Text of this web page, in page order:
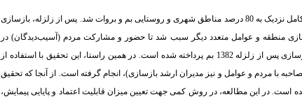
زلزله سال 1382 بم از جمله سوانح مخربی است که باعث کشته و مجروح شدن قریب به 50 هزار نفر و ویران شدن کامل نزدیک به 80 درصد مناطق شهری و روستایی بم و بروات شد. پس از زلزله، بازسازی
منطقه و عوامل متعدد دیگر سبب شد تا حضور و مشارکت مردم (آسیب‌دیدگان) در
بازسازی بم امری مهم و قابل تأمل به‌شمار آید. در مقاله حاضر به بررسی مصادیق و چگونگی مشارکت مردم در بازسازی پس از زلزله 1382 بم پرداخته شده است. در همین راستا، این تحقیق با استفاده از
با مردم و عوامل و نیز مدیران ارشد بازسازی)، انجام گرفته است. از آنجا که تحقیق
است. در این مطالعه، در روش کمی جهت تعیین میزان قابلیت اعتماد و پایایی پیمایش،